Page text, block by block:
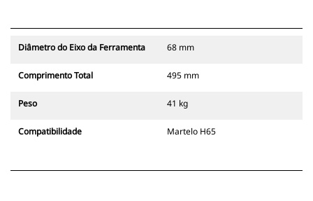
Diâmetro do Eixo da Ferramenta 68 mm
Comprimento Total 495 mm
Peso 41 kg
Compatibilidade Martelo H65